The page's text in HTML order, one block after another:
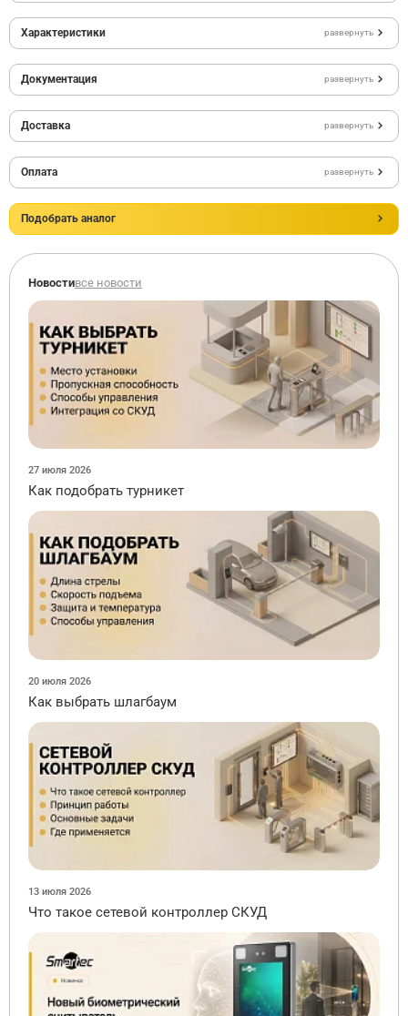
Характеристики развернуть
Документация развернуть
Доставка развернуть
Оплата развернуть
Подобрать аналог
Новостивсе новости
27 июля 2026
Как подобрать турникет
20 июля 2026
Как выбрать шлагбаум
13 июля 2026
Что такое сетевой контроллер СКУД